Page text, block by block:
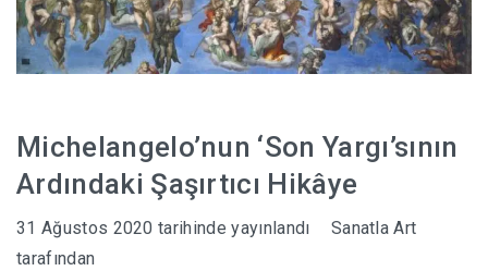
Michelangelo’nun ‘Son Yargı’sının
Ardındaki Şaşırtıcı Hikâye
31 Ağustos 2020 tarihinde yayınlandı
Sanatla Art
tarafından